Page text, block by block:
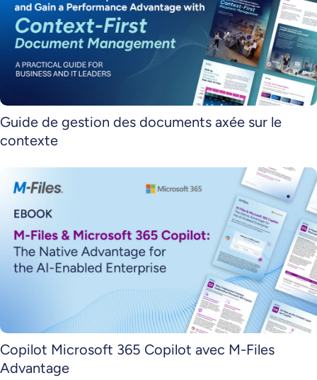
Guide de gestion des documents axée sur le
contexte
Copilot Microsoft 365 Copilot avec M-Files
Advantage